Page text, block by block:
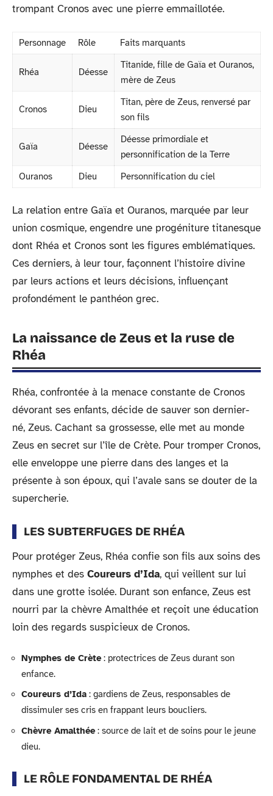
trompant Cronos avec une pierre emmaillotée.
Personnage Rôle Faits marquants
Rhéa Déesse
Titanide, fille de Gaïa et Ouranos,
mère de Zeus
Cronos Dieu
Titan, père de Zeus, renversé par
son fils
Gaïa Déesse
Déesse primordiale et
personnification de la Terre
Ouranos
Dieu Personnification du ciel
La relation entre Gaïa et Ouranos, marquée par leur
union cosmique, engendre une progéniture titanesque
dont Rhéa et Cronos sont les figures emblématiques.
Ces derniers, à leur tour, façonnent l’histoire divine
par leurs actions et leurs décisions, influençant
profondément le panthéon grec.
La naissance de Zeus et la ruse de
Rhéa
Rhéa, confrontée à la menace constante de Cronos
dévorant ses enfants, décide de sauver son dernier-
né, Zeus. Cachant sa grossesse, elle met au monde
Zeus en secret sur l’île de Crète. Pour tromper Cronos,
elle enveloppe une pierre dans des langes et la
présente à son époux, qui l’avale sans se douter de la
supercherie.
LES SUBTERFUGES DE RHÉA
Pour protéger Zeus, Rhéa confie son fils aux soins des
nymphes et des Coureurs d’Ida, qui veillent sur lui
dans une grotte isolée. Durant son enfance, Zeus est
nourri par la chèvre Amalthée et reçoit une éducation
loin des regards suspicieux de Cronos.
Nymphes de Crète: protectrices de Zeus durant son
enfance.
Coureurs d’Ida : gardiens de Zeus, responsables de
dissimuler ses cris en frappant leurs boucliers.
Chèvre Amalthée: source de lait et de soins pour le jeune
dieu.
LE RÔLE FONDAMENTAL DE RHÉA